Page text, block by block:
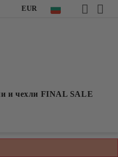
EUR
и чехли FINAL SALE